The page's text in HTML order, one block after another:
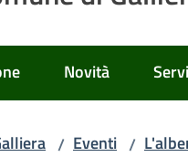
Novità
/ Eventi /